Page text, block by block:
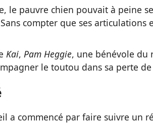
le pauvre chien pouvait à peine
compter que ses
Kai, Pam Heggie, une bénévole du
le toutou dans sa perte
a commencé par faire suivre un